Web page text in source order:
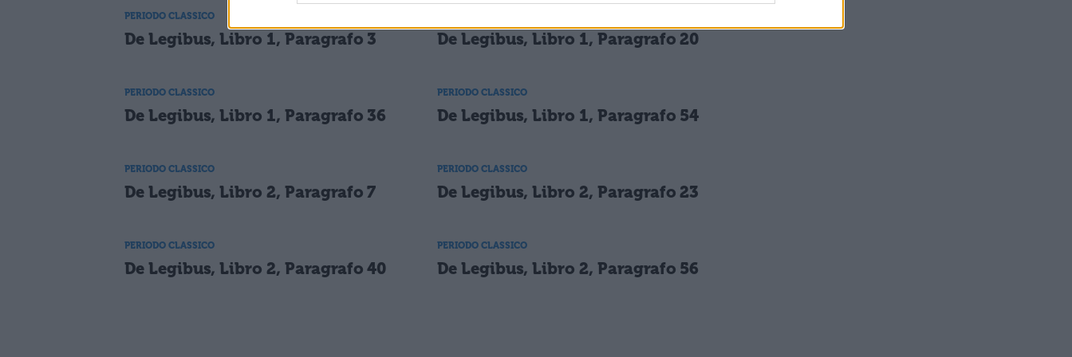
PERIODO CLASSICO
De Legibus, Libro 1, Paragrafo 3 De Legibus, Libro 1, Paragrafo 20
PERIODO CLASSICO
De Legibus, Libro 1, Paragrafo 36
PERIODO CLASSICO
De Legibus, Libro 1, Paragrafo 54
PERIODO CLASSICO
De Legibus, Libro 2, Paragrafo 7
PERIODO CLASSICO
De Legibus, Libro 2, Paragrafo 23
PERIODO CLASSICO
De Legibus, Libro 2, Paragrafo 40
PERIODO CLASSICO
De Legibus, Libro 2, Paragrafo 56